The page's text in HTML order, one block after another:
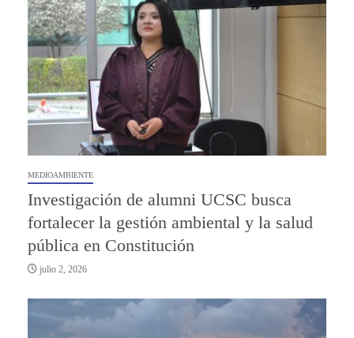
MEDIOAMBIENTE
Investigación de alumni UCSC busca
fortalecer la gestión ambiental y la salud
pública en Constitución
julio 2, 2026